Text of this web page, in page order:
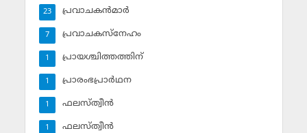
പ്രവാചകന്‍മാര്‍
23
പ്രവാചകസ്‌നേഹം
7
പ്രായശ്ചിത്തത്തിന്
1
പ്രാരംഭപ്രാര്‍ഥന
1
ഫലസ്ത്വീൻ
1
ഫലസ്ത്വീൻ
1